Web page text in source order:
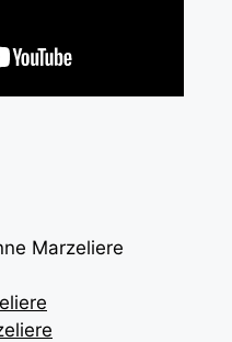
Marzeliere